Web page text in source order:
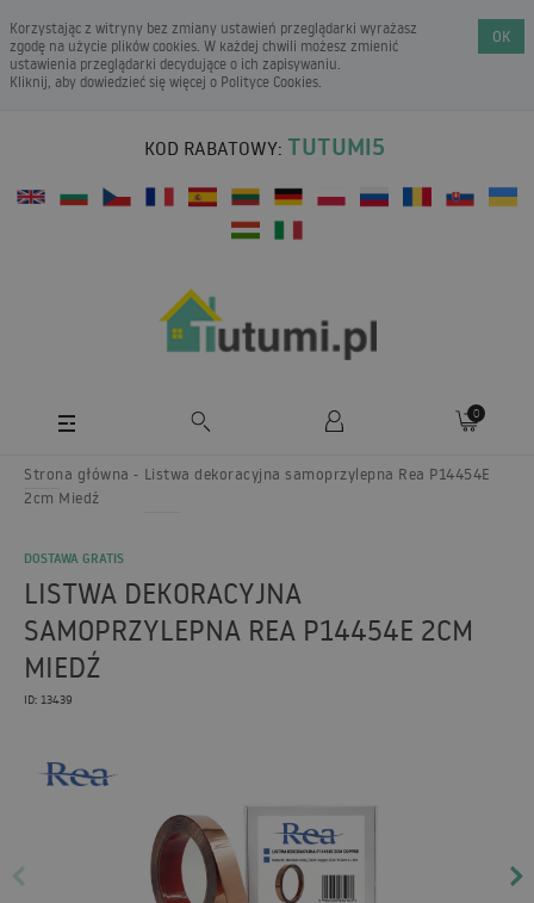
Korzystając z witryny bez zmiany ustawień przeglądarki wyrażasz
zgodę na użycie plików cookies. W każdej chwili możesz zmienić
ustawienia przeglądarki decydujące o ich zapisywaniu.
Kliknij, aby dowiedzieć się więcej o Polityce Cookies.
OK
KOD RABATOWY: TUTUMI5
0
Strona główna
Listwa dekoracyjna samoprzylepna Rea P14454E
2cm Miedź
DOSTAWA GRATIS
LISTWA DEKORACYJNA
SAMOPRZYLEPNA REA P14454E 2CM
MIEDŹ
ID: 13439